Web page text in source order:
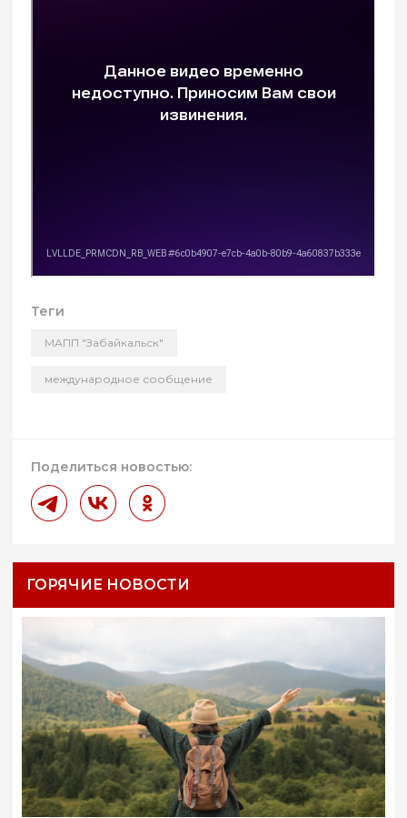
Теги
МАПП "Забайкальск"
международное сообщение
Поделиться новостью:
ГОРЯЧИЕ НОВОСТИ